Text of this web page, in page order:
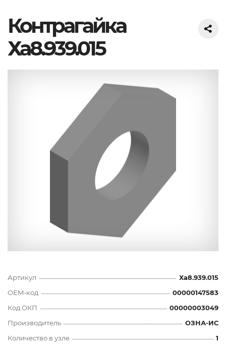
Контрагайка
Ха8.939.015
Артикул
Ха8.939.015
OEM-код
00000147583
Код ОКП
00000003049
Производитель
ОЗНА-ИС
Количество в узле
1